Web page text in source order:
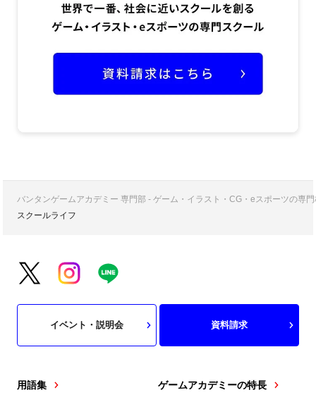
バンタンゲームアカデミー 専門部 - ゲーム・イラスト・CG・eスポーツの専
スクールライフ
用語集
ゲームアカデミーの特長
イベント・説明会 資料請求